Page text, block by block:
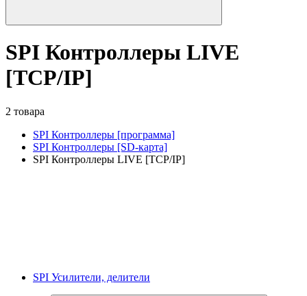
SPI Контроллеры LIVE
[TCP/IP]
2 товара
SPI Контроллеры [программа]
SPI Контроллеры [SD-карта]
SPI Контроллеры LIVE [TCP/IP]
SPI Усилители, делители